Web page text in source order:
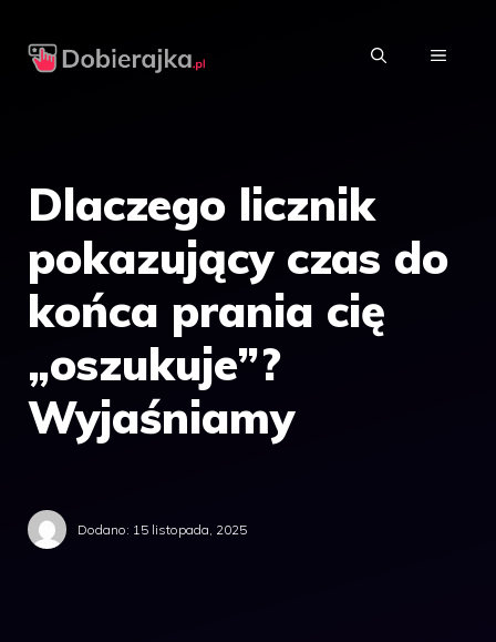
MENU
Dlaczego licznik
pokazujący czas do
końca prania cię
„oszukuje”?
Wyjaśniamy
Dodano: 15 listopada, 2025